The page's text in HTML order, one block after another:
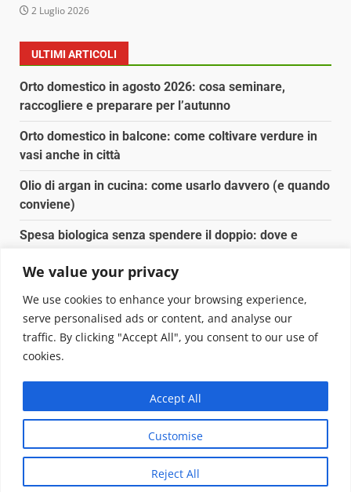
We value your privacy
We use cookies to enhance your browsing experience,
serve personalised ads or content, and analyse our
traffic. By clicking "Accept All", you consent to our use of
cookies.
Customise
Reject All
Accept All
2 Luglio 2026
ULTIMI ARTICOLI
Orto domestico in agosto 2026: cosa seminare,
raccogliere e preparare per l’autunno
Orto domestico in balcone: come coltivare verdure in
vasi anche in città
Olio di argan in cucina: come usarlo davvero (e quando
conviene)
Spesa biologica senza spendere il doppio: dove e
Spesa biologica senza spendere il doppio: strategie
concrete
Copyright © 2025 Biopianeta.it proprietà di Jws Media
Questo blog non è una testata giornalistica, in quanto
viene aggiornato senza alcuna periodicità. Non può
pertanto considerarsi un prodotto editoriale ai sensi
della legge n. 62 del 07.03.2001|DarkNewsvon AF
themes.